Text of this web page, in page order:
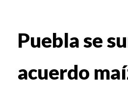
Puebla se
acuerdo